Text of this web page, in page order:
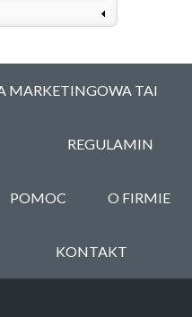
MARKETINGOWA TAI
REGULAMIN
POMOC O FIRMIE
KONTAKT